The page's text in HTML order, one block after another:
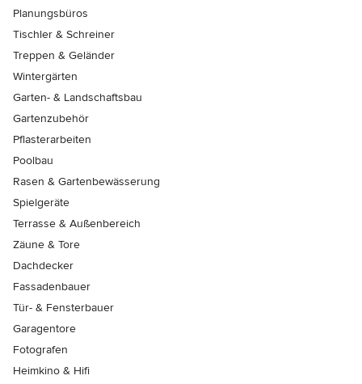
Planungsbüros
Tischler & Schreiner
Treppen & Geländer
Wintergärten
Garten- & Landschaftsbau
Gartenzubehör
Pflasterarbeiten
Poolbau
Rasen & Gartenbewässerung
Spielgeräte
Terrasse & Außenbereich
Zäune & Tore
Dachdecker
Fassadenbauer
Tür- & Fensterbauer
Garagentore
Fotografen
Heimkino & Hifi